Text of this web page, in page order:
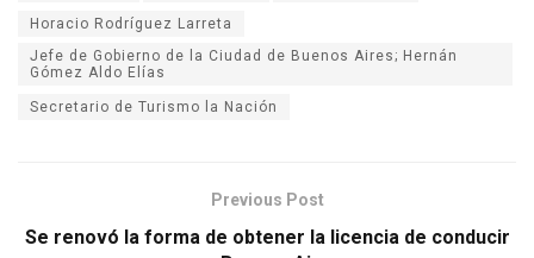
Horacio Rodríguez Larreta
Jefe de Gobierno de la Ciudad de Buenos Aires; Hernán
Gómez Aldo Elías
Secretario de Turismo la Nación
Previous Post
Se renovó la forma de obtener la licencia de conducir